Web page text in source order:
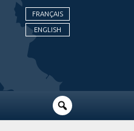
FRANÇAIS
ENGLISH